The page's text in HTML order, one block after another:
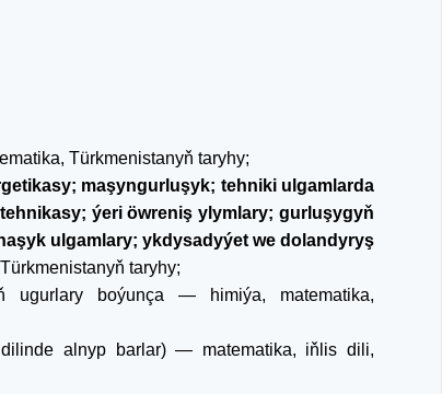
Türkmenistanyň taryhy;
maşyngurluşyk; tehniki ulgamlarda
ýeri öwreniş ylymlary; gurluşygyň
ulgamlary; ykdysadyýet we dolandyryş
taryhy;
boýunça — himiýa, matematika,
alnyp barlar) — matematika, iňlis dili,